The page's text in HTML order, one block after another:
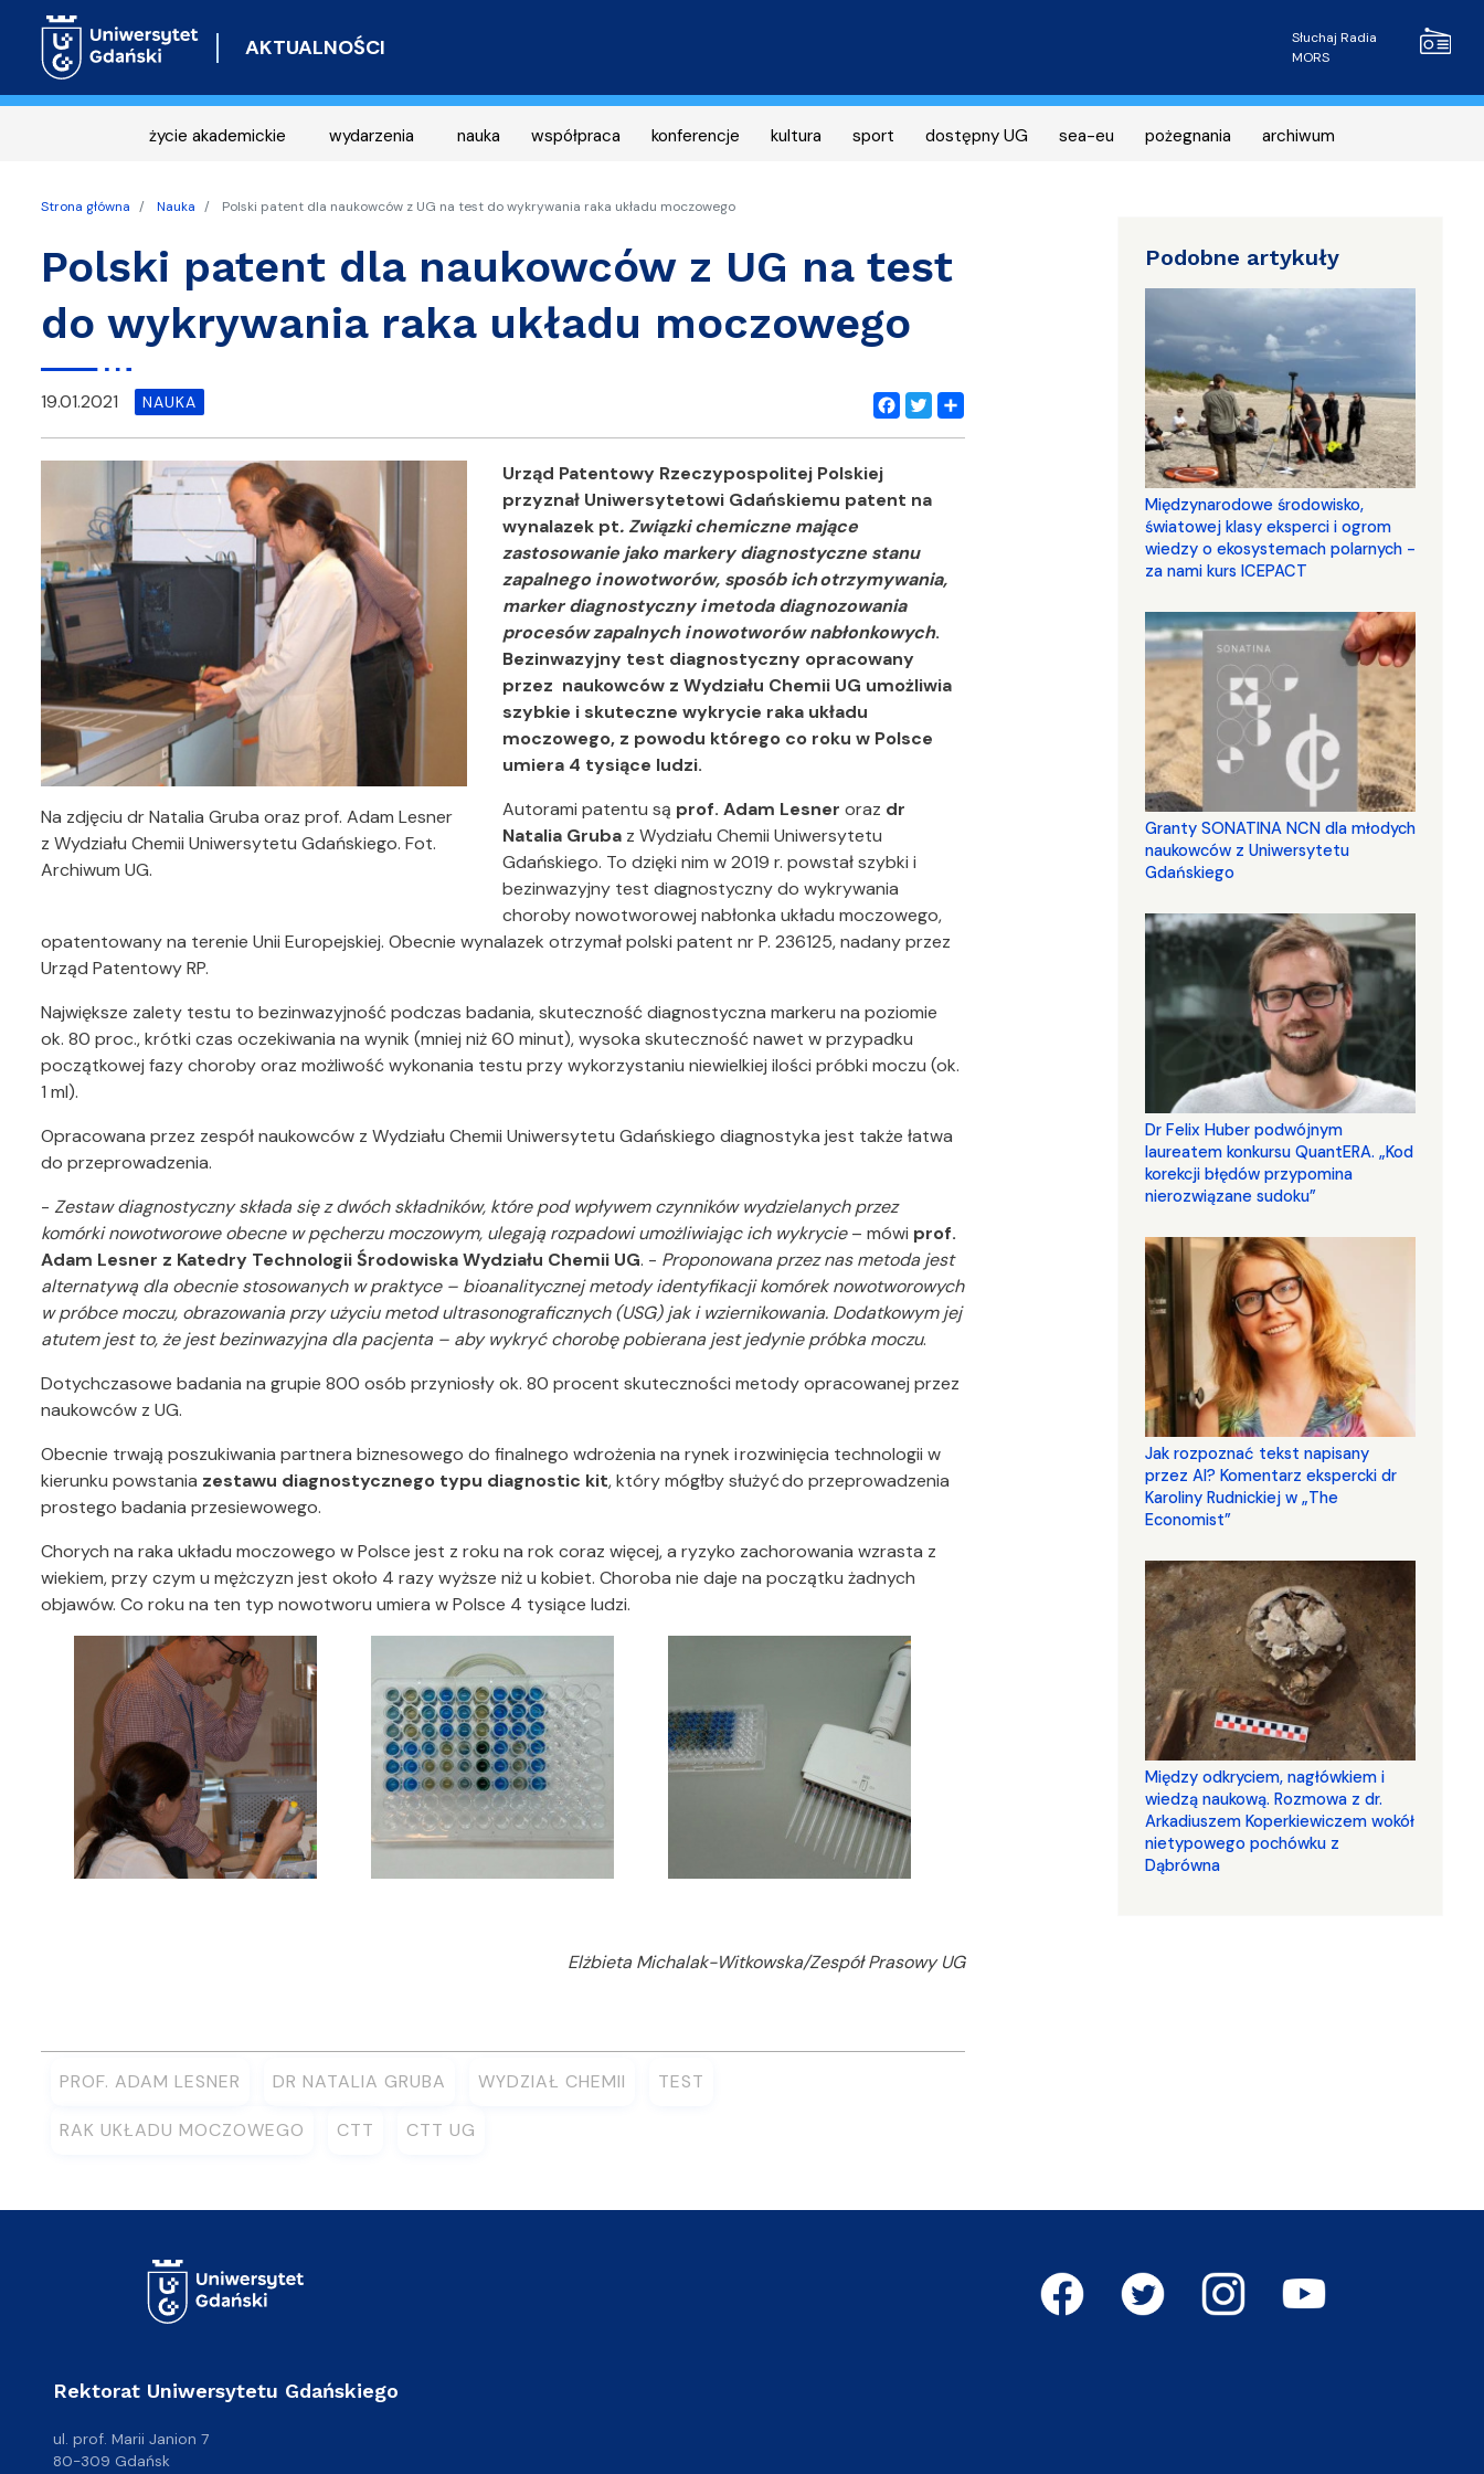
AKTUALNOŚCI Radio
Słuchaj Radia
MORS
życie akademickie wydarzenia nauka współpraca konferencje kultura sport dostępny UG sea-eu pożegnania archiwum
Strona główna Nauka Polski patent dla naukowców z UG na test do wykrywania raka układu moczowego
Polski patent dla naukowców z UG na test
do wykrywania raka układu moczowego
Facebook
Twitter
Share
19.01.2021 NAUKA
Na zdjęciu dr Natalia Gruba oraz prof. Adam Lesner
z Wydziału Chemii Uniwersytetu Gdańskiego. Fot.
Archiwum UG.
Urząd Patentowy Rzeczypospolitej Polskiej
przyznał Uniwersytetowi Gdańskiemu patent na
wynalazek pt. Związki chemiczne mające
zastosowanie jako markery diagnostyczne stanu
zapalnego i nowotworów, sposób ich otrzymywania,
marker diagnostyczny i metoda diagnozowania
procesów zapalnych i nowotworów nabłonkowych.
Bezinwazyjny test diagnostyczny opracowany
przez naukowców z Wydziału Chemii UG umożliwia
szybkie i skuteczne wykrycie raka układu
moczowego, z powodu którego co roku w Polsce
umiera 4 tysiące ludzi.
Autorami patentu są prof. Adam Lesner oraz dr
Natalia Gruba z Wydziału Chemii Uniwersytetu
Gdańskiego. To dzięki nim w 2019 r. powstał szybki i
bezinwazyjny test diagnostyczny do wykrywania
choroby nowotworowej nabłonka układu moczowego,
opatentowany na terenie Unii Europejskiej. Obecnie wynalazek otrzymał polski patent nr P. 236125, nadany przez
Urząd Patentowy RP.
Największe zalety testu to bezinwazyjność podczas badania, skuteczność diagnostyczna markeru na poziomie
ok. 80 proc., krótki czas oczekiwania na wynik (mniej niż 60 minut), wysoka skuteczność nawet w przypadku
początkowej fazy choroby oraz możliwość wykonania testu przy wykorzystaniu niewielkiej ilości próbki moczu (ok.
1 ml).
Opracowana przez zespół naukowców z Wydziału Chemii Uniwersytetu Gdańskiego diagnostyka jest także łatwa
do przeprowadzenia.
- Zestaw diagnostyczny składa się z dwóch składników, które pod wpływem czynników wydzielanych przez
komórki nowotworowe obecne w pęcherzu moczowym, ulegają rozpadowi umożliwiając ich wykrycie– mówi prof.
Adam Lesner z Katedry Technologii Środowiska Wydziału Chemii UG. - Proponowana przez nas metoda jest
alternatywą dla obecnie stosowanych w praktyce – bioanalitycznej metody identyfikacji komórek nowotworowych
w próbce moczu, obrazowania przy użyciu metod ultrasonograficznych (USG) jak i wziernikowania. Dodatkowym jej
atutem jest to, że jest bezinwazyjna dla pacjenta – aby wykryć chorobę pobierana jest jedynie próbka moczu.
Dotychczasowe badania na grupie 800 osób przyniosły ok. 80 procent skuteczności metody opracowanej przez
naukowców z UG.
Obecnie trwają poszukiwania partnera biznesowego do finalnego wdrożenia na rynek i rozwinięcia technologii w
kierunku powstania zestawu diagnostycznego typu diagnostic kit, który mógłby służyć do przeprowadzenia
prostego badania przesiewowego.
Chorych na raka układu moczowego w Polsce jest z roku na rok coraz więcej, a ryzyko zachorowania wzrasta z
wiekiem, przy czym u mężczyzn jest około 4 razy wyższe niż u kobiet. Choroba nie daje na początku żadnych
objawów. Co roku na ten typ nowotworu umiera w Polsce 4 tysiące ludzi.
Elżbieta Michalak-Witkowska/Zespół Prasowy UG
PROF. ADAM LESNER DR NATALIA GRUBA WYDZIAŁ CHEMII TEST
RAK UKŁADU MOCZOWEGO CTT CTT UG
Podobne artykuły
Międzynarodowe środowisko,
światowej klasy eksperci i ogrom
wiedzy o ekosystemach polarnych -
za nami kurs ICEPACT
Granty SONATINA NCN dla młodych
naukowców z Uniwersytetu
Gdańskiego
Dr Felix Huber podwójnym
laureatem konkursu QuantERA. „Kod
korekcji błędów przypomina
nierozwiązane sudoku”
Jak rozpoznać tekst napisany
przez AI? Komentarz ekspercki dr
Karoliny Rudnickiej w „The
Economist”
Między odkryciem, nagłówkiem i
wiedzą naukową. Rozmowa z dr.
Arkadiuszem Koperkiewiczem wokół
nietypowego pochówku z
Dąbrówna
Rektorat Uniwersytetu Gdańskiego
ul. prof. Marii Janion 7
80-309 Gdańsk